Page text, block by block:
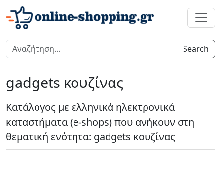
Search
gadgets κουζίνας
Κατάλογος με ελληνικά ηλεκτρονικά
καταστήματα (e-shops) που ανήκουν στη
θεματική ενότητα: gadgets κουζίνας